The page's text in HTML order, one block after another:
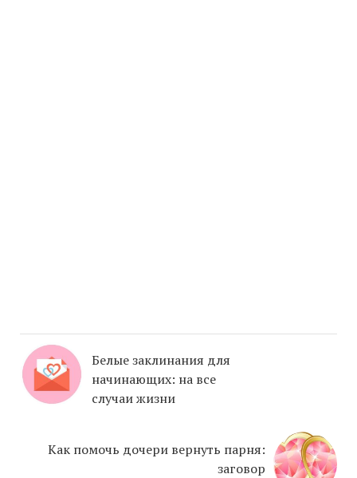
Белые заклинания для
начинающих: на все
случаи жизни
Как помочь дочери вернуть парня:
заговор